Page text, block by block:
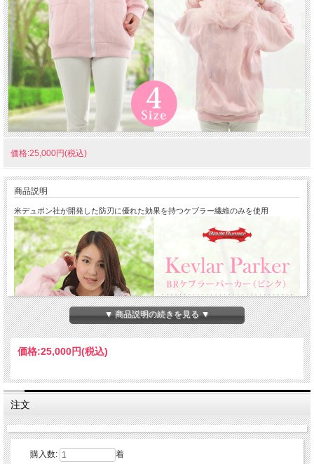
価格:25,000円(税込)
商品説明
米デュポン社が開発した防刃に優れた効果を持つケブラー繊維のみを使用
▼ 商品説明の続きを見る ▼
価格:25,000円(税込)
注文
購入数: 着